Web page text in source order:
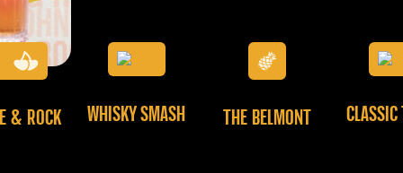
& ROCK WHISKY SMASH THE BELMONT